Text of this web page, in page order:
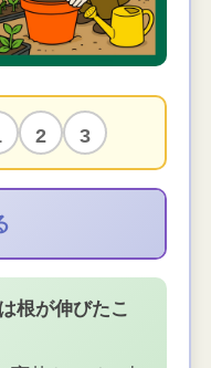
2 3
根が伸びたこ